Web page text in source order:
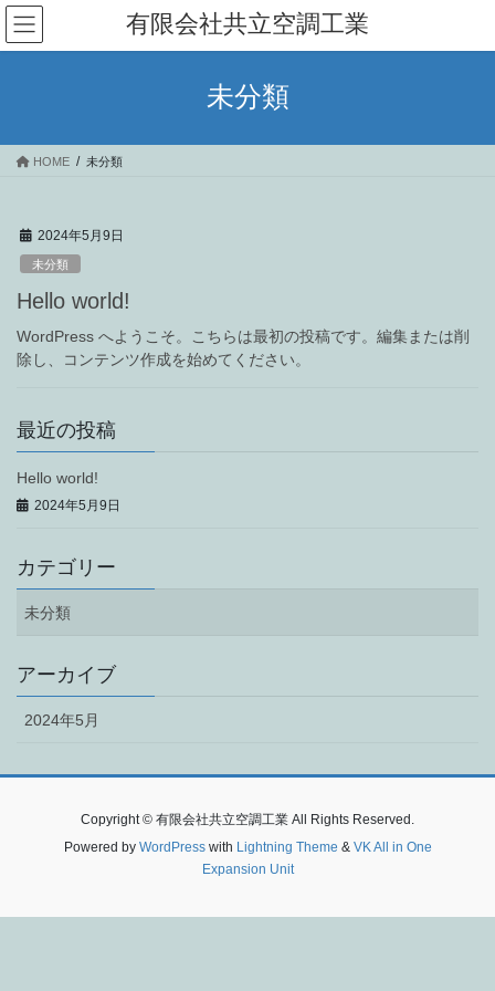
コ
ン
テ
ス
ナ
ビ
ゲ
ン
有限会社共立空調工業
未分類
HOME 未分類
2024年5月9日
未分類
Hello world!
WordPress へようこそ。こちらは最初の投稿です。編集または削
除し、コンテンツ作成を始めてください。
最近の投稿
Hello world!
2024年5月9日
カテゴリー
未分類
アーカイブ
2024年5月
Copyright © 有限会社共立空調工業 All Rights Reserved.
Powered by WordPresswith Lightning Theme & VK All in One
Expansion Unit